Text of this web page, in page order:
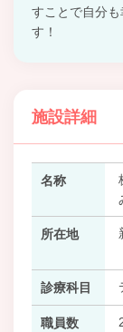
すことで自分
す！
施設詳細
名称
所在地
診療科目
職員数